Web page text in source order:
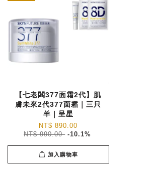
【七老闆377面霜2代】肌
膚未來2代377面霜｜三只
羊｜呈星
NT$ 890.00
NT$ 990.00 -10.1%
加入購物車